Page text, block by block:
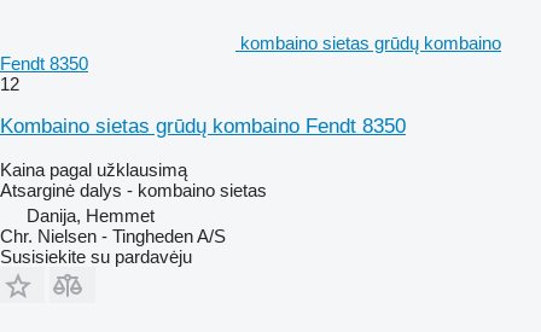
kombaino sietas grūdų kombaino
Fendt 8350
12
Kombaino sietas grūdų kombaino Fendt 8350
Kaina pagal užklausimą
Atsarginė dalys - kombaino sietas
Danija, Hemmet
Chr. Nielsen - Tingheden A/S
Susisiekite su pardavėju